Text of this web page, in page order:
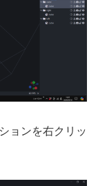
ョンを右クリッ